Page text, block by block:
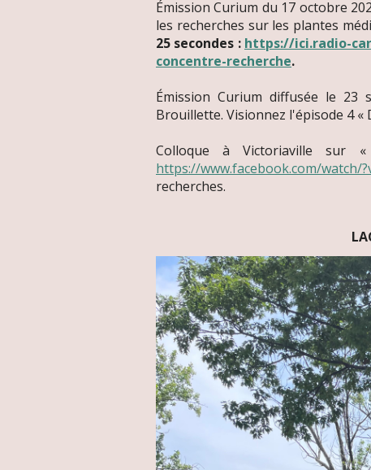
Émission Curium du 17 octobre
les recherches sur les plantes
25 secondes : https://ici.radio-
concentre-recherche.
Émission Curium diffusée le 23
Brouillette. Visionnez l'épisode 4 «
Colloque à Victoriaville sur
https://www.facebook.com/watch/
recherches.